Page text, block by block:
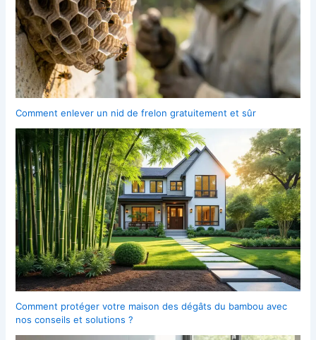
Comment enlever un nid de frelon gratuitement et sûr
Comment protéger votre maison des dégâts du bambou avec
nos conseils et solutions ?